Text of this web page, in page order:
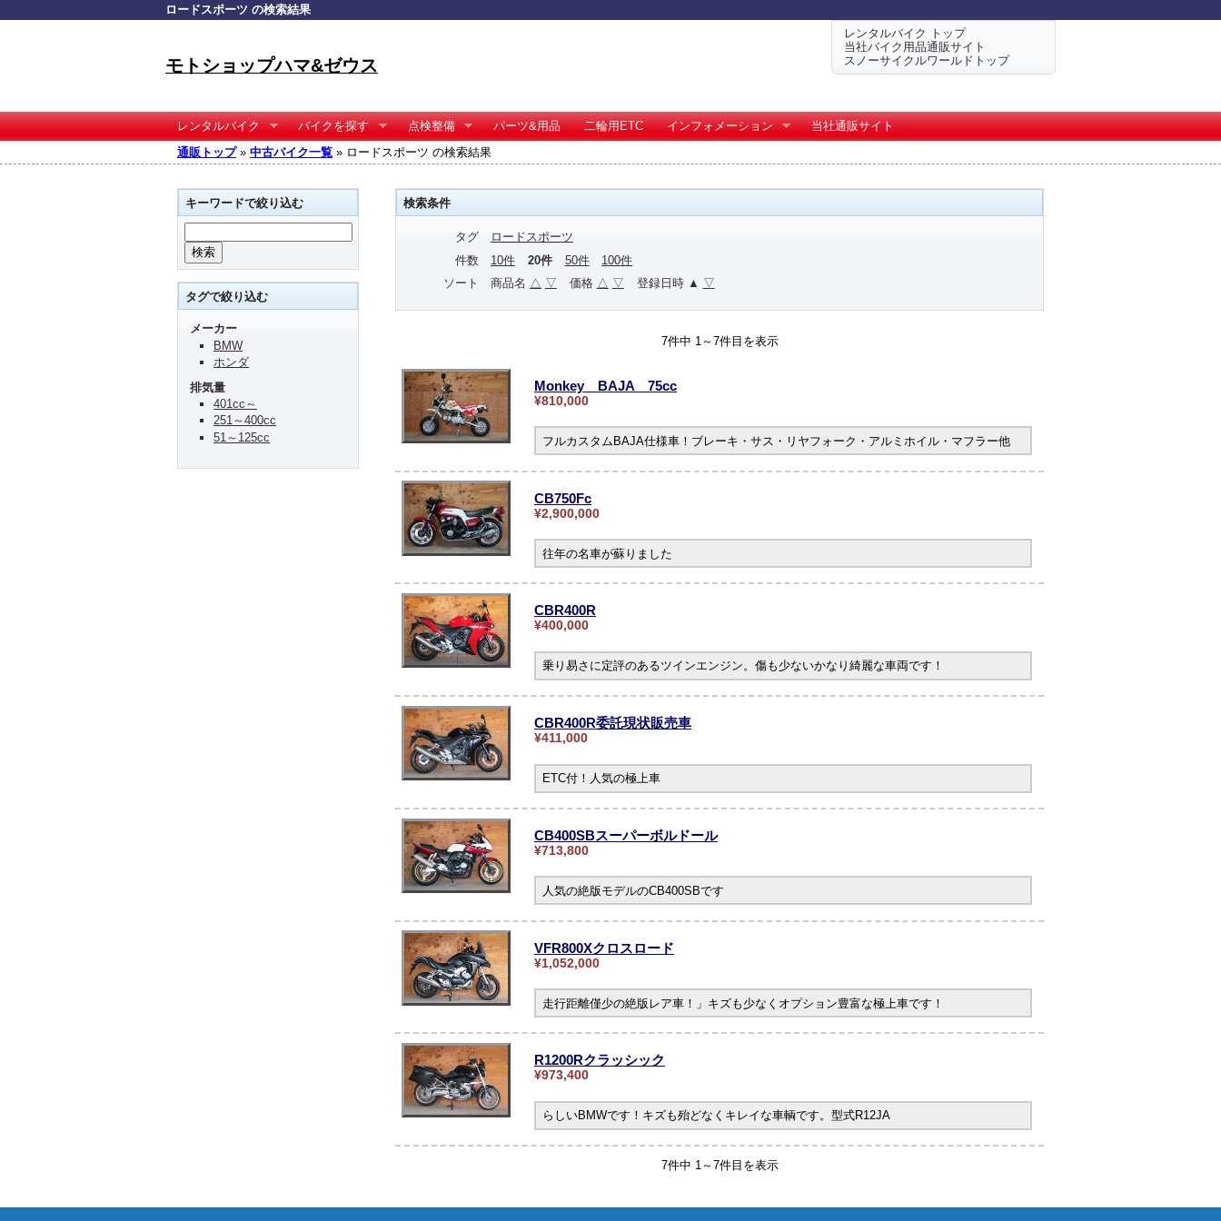
ロードスポーツ の検索結果
モトショップハマ&ゼウス
レンタルバイク トップ
当社バイク用品通販サイト
スノーサイクルワールドトップ
レンタルバイク バイクを探す 点検整備 パーツ&用品 二輪用ETC インフォメーション
当社通販サイト
通販トップ» 中古バイク一覧 » ロードスポーツ の検索結果
検索条件
タグ
ロードスポーツ
件数
10件 20件 50件
100件
ソート
商品名 △ ▽ 価格 △ ▽ 登録日時 ▲ ▽
7件中 1～7件目を表示
Monkey BAJA 75cc
¥810,000
フルカスタムBAJA仕様車！ブレーキ・サス・リヤフォーク・アルミホイル・マフラー他
CB750Fc
¥2,900,000
往年の名車が蘇りました
CBR400R
¥400,000
乗り易さに定評のあるツインエンジン。傷も少ないかなり綺麗な車両です！
CBR400R委託現状販売車
¥411,000
ETC付！人気の極上車
CB400SBスーパーボルドール
¥713,800
人気の絶版モデルのCB400SBです
VFR800Xクロスロード
¥1,052,000
走行距離僅少の絶版レア車！」キズも少なくオプション豊富な極上車です！
R1200Rクラッシック
¥973,400
らしいBMWです！キズも殆どなくキレイな車輌です。型式R12JA
7件中 1～7件目を表示
キーワードで絞り込む
タグで絞り込む
メーカー
BMW
ホンダ
排気量
401cc～
251～400cc
51～125cc